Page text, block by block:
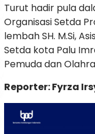
Turut hadir pula
Organisasi Setda
lembah SH. M.Si,
Setda kota Palu
Pemuda dan
Reporter: Fyrza